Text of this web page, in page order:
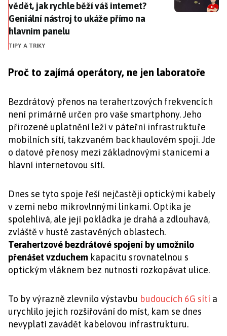
vědět, jak rychle běží váš internet?
Geniální nástroj to ukáže přímo na
hlavním panelu
TIPY A TRIKY
Proč to zajímá operátory, ne jen laboratoře
Bezdrátový přenos na terahertzových frekvencích
není primárně určen pro vaše smartphony. Jeho
přirozené uplatnění leží v páteřní infrastruktuře
mobilních sítí, takzvaném backhaulovém spoji. Jde
o datové přenosy mezi základnovými stanicemi a
hlavní internetovou sítí.
Dnes se tyto spoje řeší nejčastěji optickými kabely
v zemi nebo mikrovlnnými linkami. Optika je
spolehlivá, ale její pokládka je drahá a zdlouhavá,
zvláště v hustě zastavěných oblastech.
Terahertzové bezdrátové spojení by umožnilo
přenášet vzduchem kapacitu srovnatelnou s
optickým vláknem bez nutnosti rozkopávat ulice.
To by výrazně zlevnilo výstavbu budoucích 6G sítí a
urychlilo jejich rozšiřování do míst, kam se dnes
nevyplatí zavádět kabelovou infrastrukturu.